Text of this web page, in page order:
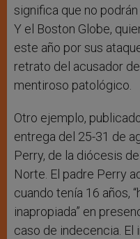
significa que no
Y el Boston Globe,
este año por sus
retrato del acusador
mentiroso patológico.
Otro ejemplo,
entrega del 25-31 de
Perry, de la diócesis
Norte. El padre Perry
cuando tenía 16 años,
inapropiada” en
caso de indecencia.